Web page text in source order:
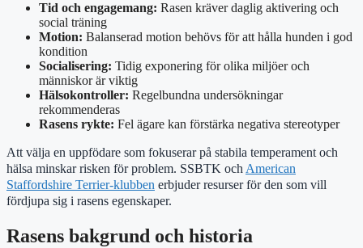
Tid och engagemang: Rasen kräver daglig aktivering och
social träning
Motion: Balanserad motion behövs för att hålla hunden i god
kondition
Socialisering: Tidig exponering för olika miljöer och
människor är viktig
Hälsokontroller: Regelbundna undersökningar
rekommenderas
Rasens rykte: Fel ägare kan förstärka negativa stereotyper
Att välja en uppfödare som fokuserar på stabila temperament och
hälsa minskar risken för problem. SSBTK ochAmerican
Staffordshire Terrier-klubben erbjuder resurser för den som vill
fördjupa sig i rasens egenskaper.
Rasens bakgrund och historia